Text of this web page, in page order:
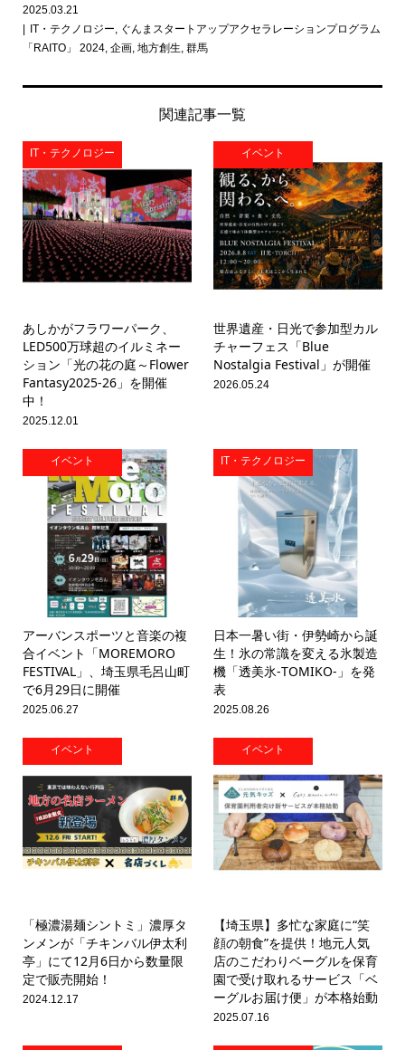
2025.03.21
IT・テクノロジー, ぐんまスタートアップアクセラレーションプログラム
「RAITO」 2024, 企画, 地方創生, 群馬
関連記事一覧
IT・テクノロジー
あしかがフラワーパーク、
LED500万球超のイルミネー
ション「光の花の庭～Flower
Fantasy2025-26」を開催
中！
2025.12.01
イベント
世界遺産・日光で参加型カル
チャーフェス「Blue
Nostalgia Festival」が開催
2026.05.24
イベント
アーバンスポーツと音楽の複
合イベント「MOREMORO
FESTIVAL」、埼玉県毛呂山町
で6月29日に開催
2025.06.27
IT・テクノロジー
日本一暑い街・伊勢崎から誕
生！氷の常識を変える氷製造
機「透美氷-TOMIKO-」を発
表
2025.08.26
イベント
「極濃湯麺シントミ」濃厚タ
ンメンが「チキンバル伊太利
亭」にて12月6日から数量限
定で販売開始！
2024.12.17
イベント
【埼玉県】多忙な家庭に“笑
顔の朝食”を提供！地元人気
店のこだわりベーグルを保育
園で受け取れるサービス「ベ
ーグルお届け便」が本格始動
2025.07.16